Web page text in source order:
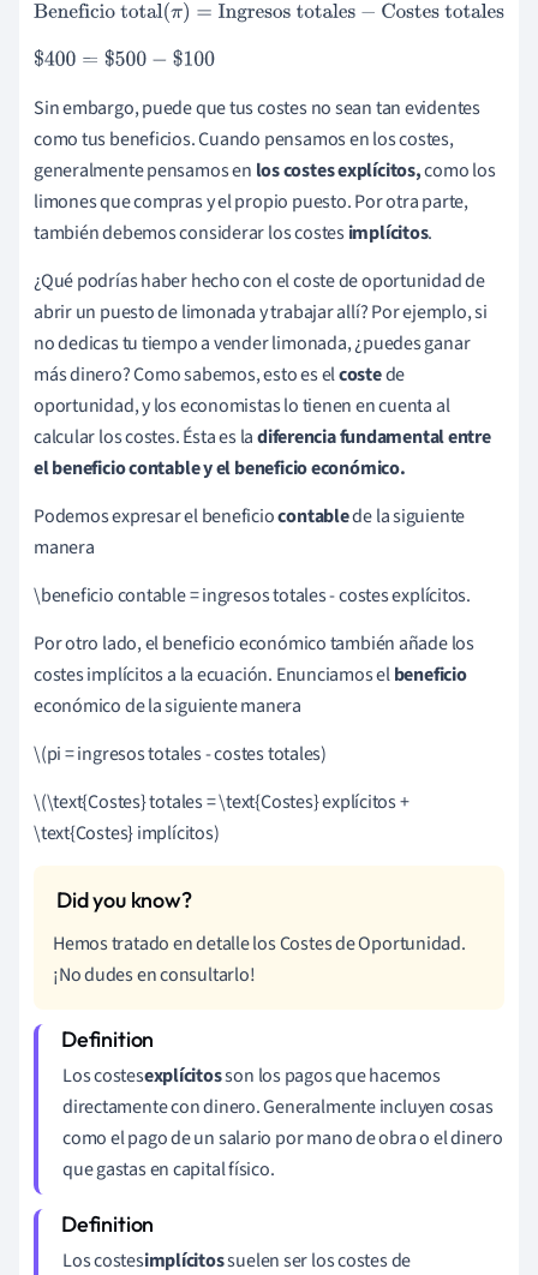
Beneficio total(π)=Ingresos totales−Costes totales
$400= $500−$100
Sin embargo, puede que tus costes no sean tan evidentes
como tus beneficios. Cuando pensamos en los costes,
generalmente pensamos en los costes explícitos,como los
limones que compras y el propio puesto. Por otra parte,
también debemos considerar los costesimplícitos.
¿Qué podrías haber hecho con el coste de oportunidad de
abrir un puesto de limonada y trabajar allí? Por ejemplo, si
no dedicas tu tiempo a vender limonada, ¿puedes ganar
más dinero? Como sabemos, esto es elcostede
oportunidad, y los economistas lo tienen en cuenta al
calcular los costes. Ésta es ladiferencia fundamental entre
el beneficio contable y el beneficio económico.
Podemos expresar el beneficiocontablede la siguiente
manera
\beneficio contable = ingresos totales - costes explícitos.
Por otro lado, el beneficio económico también añade los
costes implícitos a la ecuación. Enunciamos elbeneficio
económico de la siguiente manera
\(pi = ingresos totales - costes totales)
\(\text{Costes} totales = \text{Costes} explícitos +
\text{Costes} implícitos)
Hemos tratado en detalle los Costes de Oportunidad.
¡No dudes en consultarlo!
Los costesexplícitosson los pagos que hacemos
directamente con dinero. Generalmente incluyen cosas
como el pago de un salario por mano de obra o el dinero
que gastas en capital físico.
Los costesimplícitossuelen ser los costes de